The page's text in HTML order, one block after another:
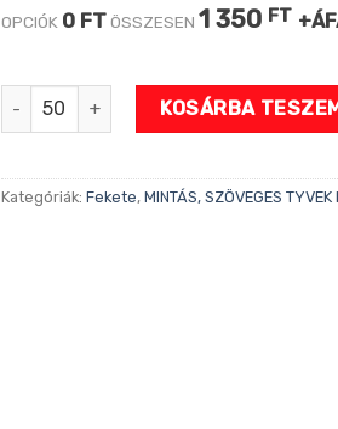
OPCIÓK 0 FTÖSSZESEN 1 350 FT
KOCKÁS 1"-s tyvek karszalag
KOSÁRBA
Kategóriák: Fekete, MINTÁS, SZÖVEGES